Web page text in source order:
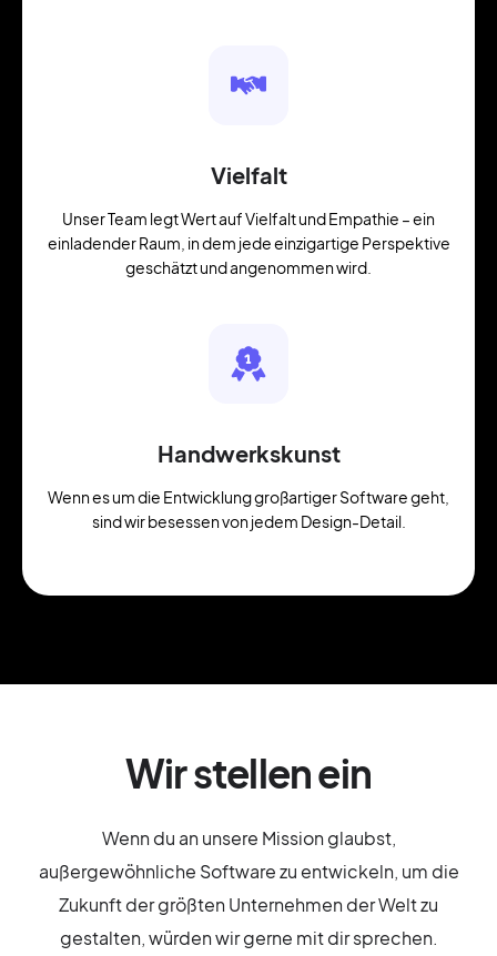
Vielfalt
Unser Team legt Wert auf Vielfalt und Empathie – ein
einladender Raum, in dem jede einzigartige Perspektive
geschätzt und angenommen wird.
Handwerkskunst
Wenn es um die Entwicklung großartiger Software geht,
sind wir besessen von jedem Design-Detail.
Wir stellen ein
Wenn du an unsere Mission glaubst,
außergewöhnliche Software zu entwickeln, um die
Zukunft der größten Unternehmen der Welt zu
gestalten, würden wir gerne mit dir sprechen.